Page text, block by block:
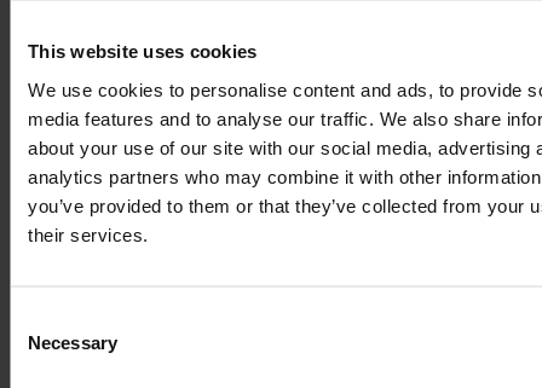
This website uses cookies
We use cookies to personalise content and ads, to provide
media features and to analyse our traffic. We also share
about your use of our site with our social media, advertising
analytics partners who may combine it with other
you’ve provided to them or that they’ve collected from your
their services.
Selection
Necessary
Lorem Ipsum is
simply dummy text
of the printing and
typesetting
industry